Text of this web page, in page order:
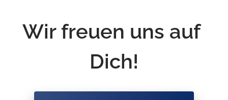
Wir freuen uns auf
Dich!